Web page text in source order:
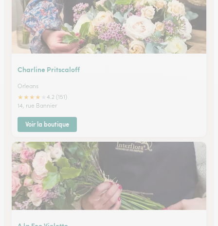
Charline Pritscaloff
Orleans
★★★★
4.2 (151)
14, rue Bannier
Voir la boutique